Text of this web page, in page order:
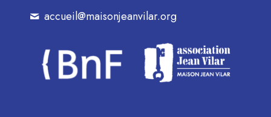
accueil@maisonjeanvilar.org